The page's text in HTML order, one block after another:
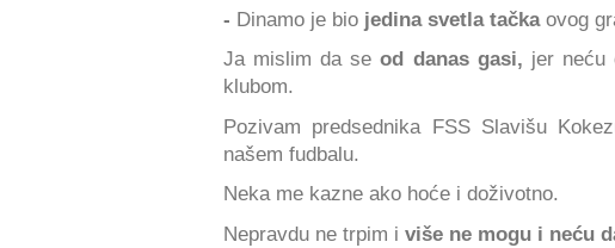
- Dinamo je bio jedina svetla tačka ovog
Ja mislim da seod danas gasi, jer neću
klubom.
Pozivam predsednika FSS Slavišu
našem fudbalu.
Neka me kazne ako hoće i doživotno.
Nepravdu ne trpim i više ne mogu i neću